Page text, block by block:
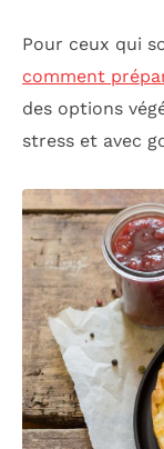
Pour ceux qui
comment
des options
stress et avec